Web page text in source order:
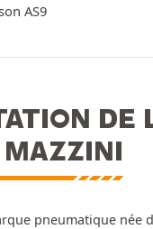
AS9
DE
MAZZINI
pneumatique née